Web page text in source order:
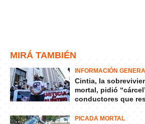
MIRÁ TAMBIÉN
INFORMACIÓN
Cintia, la
mortal, pidió
conductores que
PICADA MORTAL